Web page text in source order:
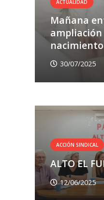
ACTUALIDAD
Mañana
nacimiento
30/07/2025
ACCIÓN SINDICAL
ALTO EL
12/06/2025